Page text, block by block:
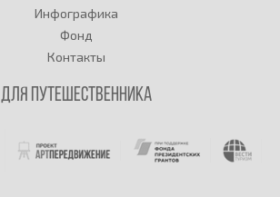
Инфографика
Фонд
Контакты
Для путешественника